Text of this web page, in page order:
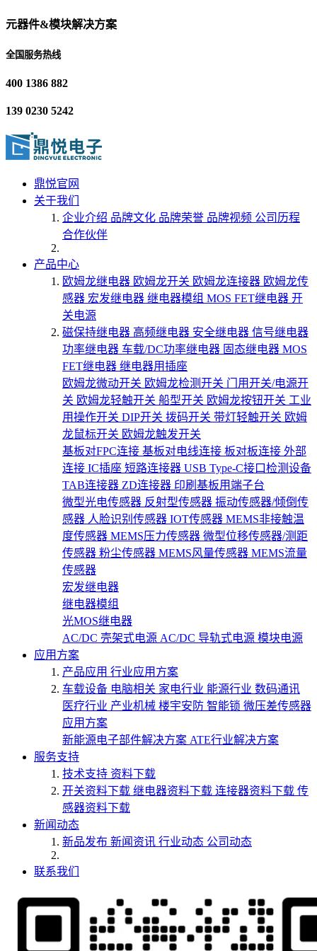
元器件&模块解决方案
全国服务热线
400 1386 882
139 0230 5242
鼎悦官网
关于我们
企业介绍 品牌文化 品牌荣誉 品牌视频 公司历程
合作伙伴
产品中心
欧姆龙继电器 欧姆龙开关 欧姆龙连接器 欧姆龙传
感器 宏发继电器 继电器模组 MOS FET继电器 开
关电源
磁保持继电器 高频继电器 安全继电器 信号继电器
功率继电器 车载/DC功率继电器 固态继电器 MOS
FET继电器 继电器用插座
欧姆龙微动开关 欧姆龙检测开关 门用开关/电源开
关 欧姆龙轻触开关 船型开关 欧姆龙按钮开关 工业
用操作开关 DIP开关 拨码开关 带灯轻触开关 欧姆
龙鼠标开关 欧姆龙触发开关
基板对FPC连接 基板对电线连接 板对板连接 外部
连接 IC插座 短路连接器 USB Type-C接口检测设备
TAB连接器 ZD连接器 印刷基板用端子台
微型光电传感器 反射型传感器 振动传感器/倾倒传
感器 人脸识别传感器 IOT传感器 MEMS非接触温
度传感器 MEMS压力传感器 微型位移传感器/测距
传感器 粉尘传感器 MEMS风量传感器 MEMS流量
传感器
宏发继电器
继电器模组
光MOS继电器
AC/DC 壳架式电源 AC/DC 导轨式电源 模块电源
应用方案
产品应用 行业应用方案
车载设备 电脑相关 家电行业 能源行业 数码通讯
医疗行业 产业机械 楼宇安防 智能锁 微压差传感器
应用方案
新能源电子部件解决方案 ATE行业解决方案
服务支持
技术支持 资料下载
开关资料下载 继电器资料下载 连接器资料下载 传
感器资料下载
新闻动态
新品发布 新闻资讯 行业动态 公司动态
联系我们